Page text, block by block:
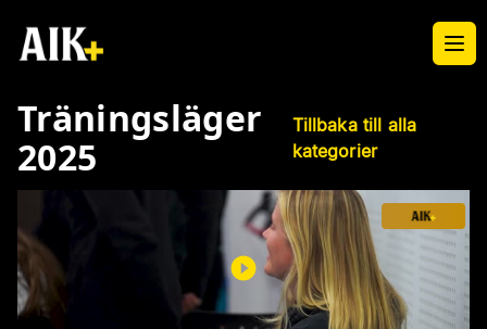
Träningsläger
2025
Tillbaka till alla
kategorier